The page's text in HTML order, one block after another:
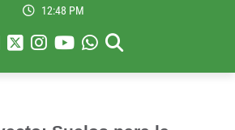
12:48 PM